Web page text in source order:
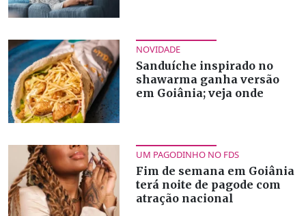
NOVIDADE
Sanduíche inspirado no
shawarma ganha versão
em Goiânia; veja onde
UM PAGODINHO NO FDS
Fim de semana em Goiânia
terá noite de pagode com
atração nacional